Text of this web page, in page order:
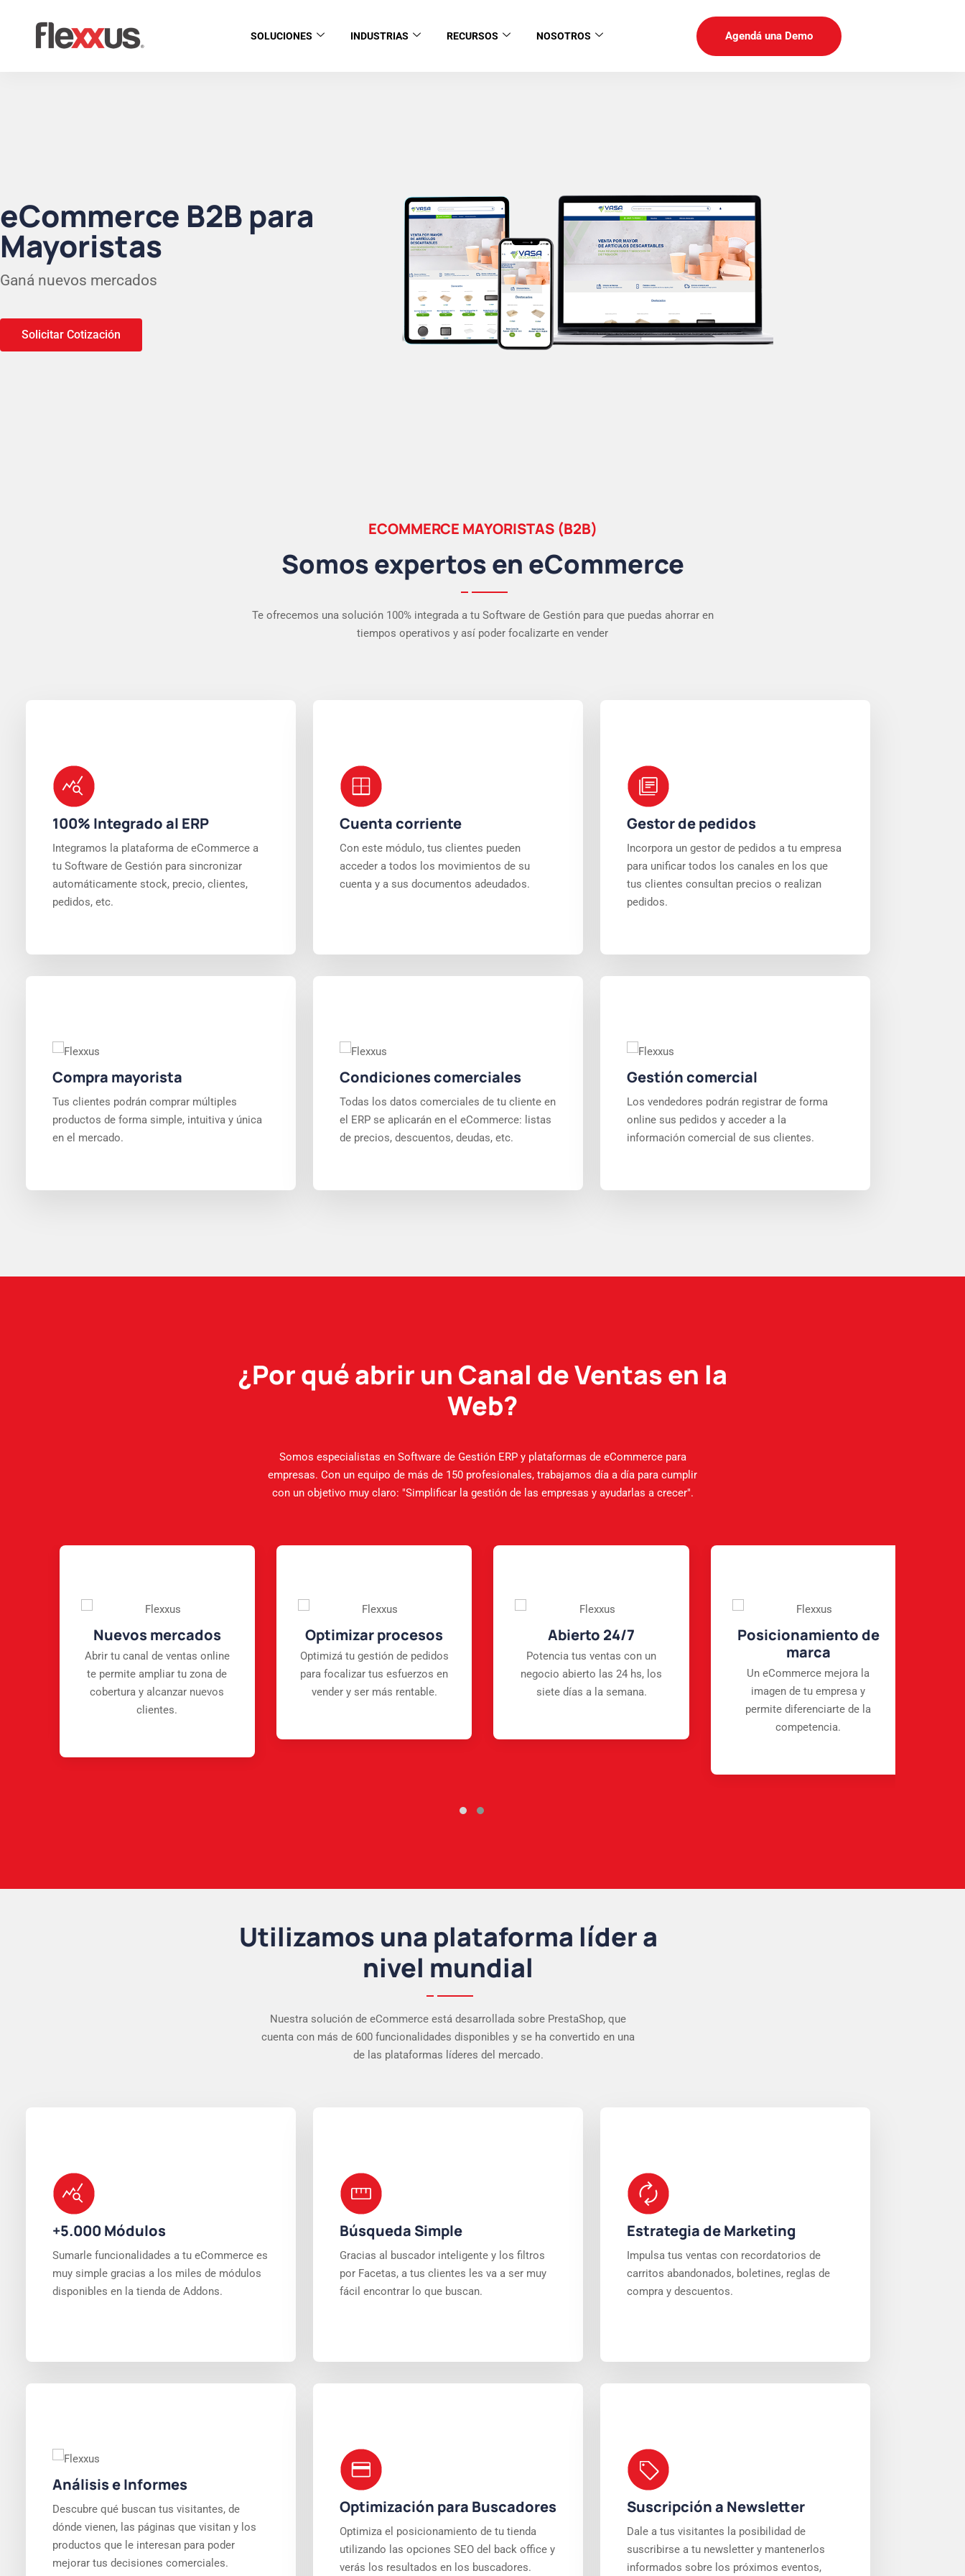
SOLUCIONES INDUSTRIAS RECURSOS NOSOTROS Agendá una Demo
eCommerce B2B para
Mayoristas
Ganá nuevos mercados
Solicitar Cotización
ECOMMERCE MAYORISTAS (B2B)
Somos expertos en eCommerce
Te ofrecemos una solución 100% integrada a tu Software de Gestión para que puedas ahorrar en
tiempos operativos y así poder focalizarte en vender
100% Integrado al ERP
Integramos la plataforma de eCommerce a
tu Software de Gestión para sincronizar
automáticamente stock, precio, clientes,
pedidos, etc.
Cuenta corriente
Con este módulo, tus clientes pueden
acceder a todos los movimientos de su
cuenta y a sus documentos adeudados.
Gestor de pedidos
Incorpora un gestor de pedidos a tu empresa
para unificar todos los canales en los que
tus clientes consultan precios o realizan
pedidos.
Compra mayorista
Tus clientes podrán comprar múltiples
productos de forma simple, intuitiva y única
en el mercado.
Condiciones comerciales
Todas los datos comerciales de tu cliente en
el ERP se aplicarán en el eCommerce: listas
de precios, descuentos, deudas, etc.
Gestión comercial
Los vendedores podrán registrar de forma
online sus pedidos y acceder a la
información comercial de sus clientes.
¿Por qué abrir un Canal de Ventas en la
Web?
Somos especialistas en Software de Gestión ERP y plataformas de eCommerce para
empresas. Con un equipo de más de 150 profesionales, trabajamos día a día para cumplir
con un objetivo muy claro: "Simplificar la gestión de las empresas y ayudarlas a crecer".
Nuevos mercados
Abrir tu canal de ventas online
te permite ampliar tu zona de
cobertura y alcanzar nuevos
clientes.
Optimizar procesos
Optimizá tu gestión de pedidos
para focalizar tus esfuerzos en
vender y ser más rentable.
Abierto 24/7
Potencia tus ventas con un
negocio abierto las 24 hs, los
siete días a la semana.
Posicionamiento de
marca
Un eCommerce mejora la
imagen de tu empresa y
permite diferenciarte de la
competencia.
Utilizamos una plataforma líder a
nivel mundial
Nuestra solución de eCommerce está desarrollada sobre PrestaShop, que
cuenta con más de 600 funcionalidades disponibles y se ha convertido en una
de las plataformas líderes del mercado.
+5.000 Módulos
Sumarle funcionalidades a tu eCommerce es
muy simple gracias a los miles de módulos
disponibles en la tienda de Addons.
Búsqueda Simple
Gracias al buscador inteligente y los filtros
por Facetas, a tus clientes les va a ser muy
fácil encontrar lo que buscan.
Estrategia de Marketing
Impulsa tus ventas con recordatorios de
carritos abandonados, boletines, reglas de
compra y descuentos.
Análisis e Informes
Descubre qué buscan tus visitantes, de
dónde vienen, las páginas que visitan y los
productos que le interesan para poder
mejorar tus decisiones comerciales.
Optimización para Buscadores
Optimiza el posicionamiento de tu tienda
utilizando las opciones SEO del back office y
verás los resultados en los buscadores.
Suscripción a Newsletter
Dale a tus visitantes la posibilidad de
suscribirse a tu newsletter y mantenerlos
informados sobre los próximos eventos,